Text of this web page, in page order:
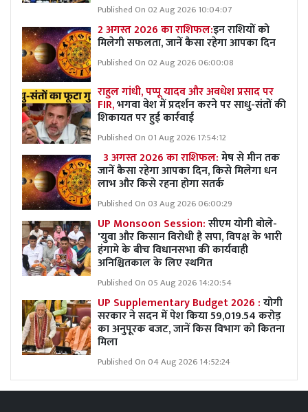
Published On 02 Aug 2026 10:04:07
2 अगस्त 2026 का राशिफल:इन राशियों को
मिलेगी सफलता, जानें कैसा रहेगा आपका दिन
Published On 02 Aug 2026 06:00:08
राहुल गांधी, पप्पू यादव और अवधेश प्रसाद पर
FIR,भगवा वेश में प्रदर्शन करने पर साधु-संतों की
शिकायत पर हुई कार्रवाई
Published On 01 Aug 2026 17:54:12
3 अगस्त 2026 का राशिफल:मेष से मीन तक
जानें कैसा रहेगा आपका दिन, किसे मिलेगा धन
लाभ और किसे रहना होगा सतर्क
Published On 03 Aug 2026 06:00:29
UP Monsoon Session:सीएम योगी बोले-
'युवा और किसान विरोधी है सपा, विपक्ष के भारी
हंगामे के बीच विधानसभा की कार्यवाही
अनिश्चितकाल के लिए स्थगित
Published On 05 Aug 2026 14:20:54
UP Supplementary Budget 2026 :योगी
सरकार ने सदन में पेश किया 59,019.54 करोड़
का अनुपूरक बजट, जानें किस विभाग को कितना
मिला
Published On 04 Aug 2026 14:52:24